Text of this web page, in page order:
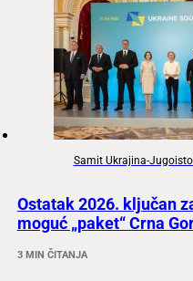
Samit Ukrajina-
Ostatak 2026. ključan
moguć „paket“ Crna
3 MIN ČITANJA